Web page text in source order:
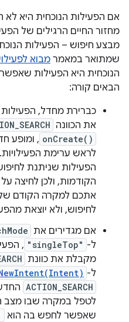
אם הפעילות הנוכחית היא
מחזור החיים הרגילים של
מבצע חיפוש – הפעילות
שמתואר במאמרמבוא
הנוכחית היא הפעילות
הבאים קורה:
כברירת מחדל,
את הכוונה
onCreate() , ומופע
לראש ערימת
הפעילות שניתנת
הקודמות, ולכן לחיצה
אתכם למקרה הקודם
לחיפוש, ולא יוצאת
אם מגדירים את
ל- "singleTop"
,
מקבלת את כוונת
ל-
ACTION_SEARCH
לטפל במקרה שבו מצב
שאפשר לחפש בה הוא